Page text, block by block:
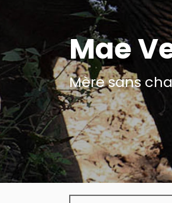
Mae
Mère sans